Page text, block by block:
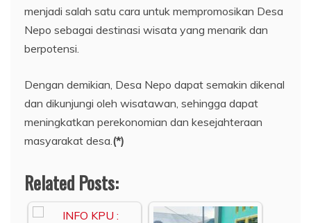
menjadi salah satu cara untuk mempromosikan Desa
Nepo sebagai destinasi wisata yang menarik dan
berpotensi.
Dengan demikian, Desa Nepo dapat semakin dikenal
dan dikunjungi oleh wisatawan, sehingga dapat
meningkatkan perekonomian dan kesejahteraan
masyarakat desa. (*)
Related Posts: